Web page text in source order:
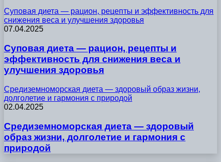
Суповая диета — рацион, рецепты и эффективность для
снижения веса и улучшения здоровья
07.04.2025
Суповая диета — рацион, рецепты и
эффективность для снижения веса и
улучшения здоровья
Средиземноморская диета — здоровый образ жизни,
долголетие и гармония с природой
02.04.2025
Средиземноморская диета — здоровый
образ жизни, долголетие и гармония с
природой